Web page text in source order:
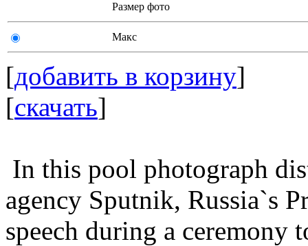
Размер фото
Макс
[добавить в корзину]
[скачать]
In this pool photograph
agency Sputnik, Russia`s
speech during a ceremony